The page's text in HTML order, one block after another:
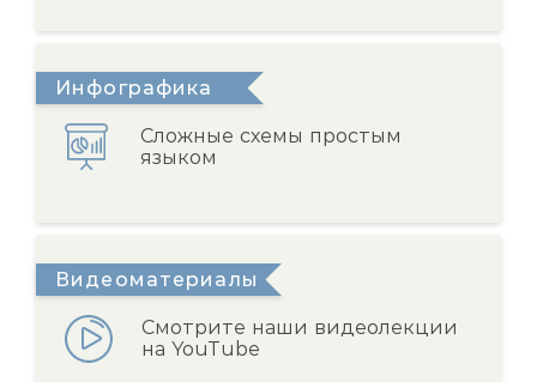
Инфографика
Сложные схемы простым
языком
Видеоматериалы
Смотрите наши видеолекции
на YouTube